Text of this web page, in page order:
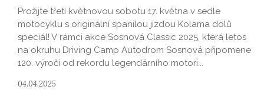
Prožijte třetí květnovou sobotu 17. května v sedle
motocyklu s originální spanilou jízdou Kolama dolů
speciál! V rámci akce Sosnová Classic 2025, která letos
na okruhu Driving Camp Autodrom Sosnová připomene
120. výročí od rekordu legendárního motori...
04.04.2025